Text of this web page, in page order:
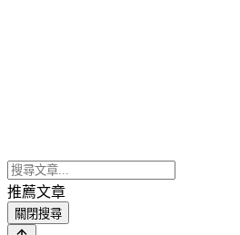
推薦文章
關閉搜尋